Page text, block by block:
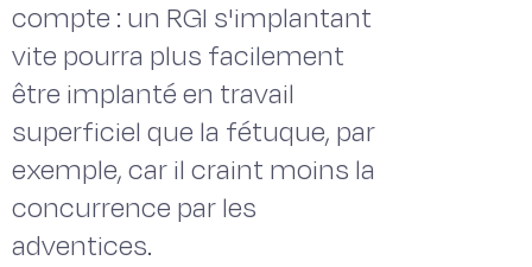
compte : un RGI s'implantant
vite pourra plus facilement
être implanté en travail
superficiel que la fétuque, par
exemple, car il craint moins la
concurrence par les
adventices.